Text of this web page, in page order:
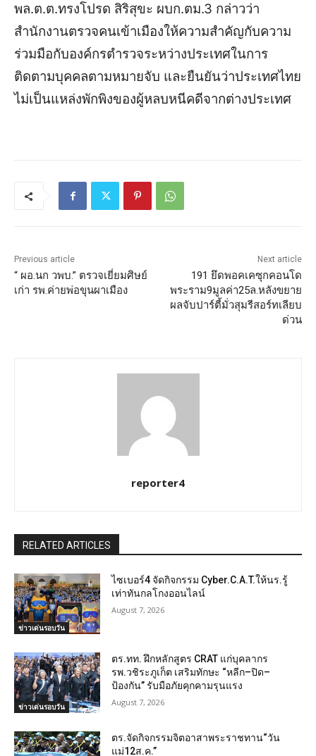
พล.ต.ต.ทรงโปรด สิริสุขะ ผบก.ตม.3 กล่าวว่า
สำนักงานตรวจคนเข้าเมืองให้ความสำคัญกับความ
ร่วมมือกับองค์กรตำรวจระหว่างประเทศในการ
ติดตามบุคคลตามหมายจับ และยืนยันว่าประเทศไทย
ไม่เป็นแหล่งพักพิงของผู้หลบหนีคดีจากต่างประเทศ
Previous article
“ ผอ.นก วพบ.” ตรวจเยี่ยมศิษย์
เก่า รพ.ค่ายพ่อขุนผาเมือง
Next article
191 ยึดพอคเคซุกคอนโด
พระราม9มูลค่า25ล.หลังขยาย
ผลจับปาร์ตี้มั่วสุมรีสอร์ทเลียบ
ด่วน
reporter4
RELATED ARTICLES
ข่าวเด่นรอบวัน
ไซเบอร์4 จัดกิจกรรม Cyber.C.A.T.ให้นร.รู้
เท่าทันกลโกงออนไลน์
August 7, 2026
ข่าวเด่นรอบวัน
ตร.ทท. ฝึกหลักสูตร CRAT แก่บุคลากร
รพ.วชิระภูเก็ต เสริมทักษะ “หลีก–ปิด–
ป้องกัน” รับมือภัยคุกคามรุนแรง
August 7, 2026
ตร.จัดกิจกรรมจิตอาสาพระราชทาน“วัน
แม่12ส.ค.”